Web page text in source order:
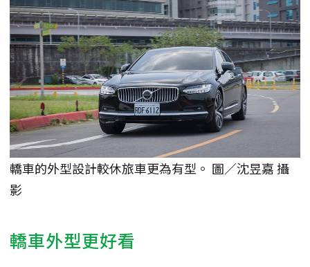
轎車的外型設計較休旅車更為有型。 圖／沈昱嘉 攝
影
轎車外型更好看